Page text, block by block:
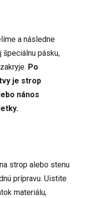
a následne
pásku,
Po
je strop
nános
strop alebo stenu
prípravu. Uistite
materiálu,